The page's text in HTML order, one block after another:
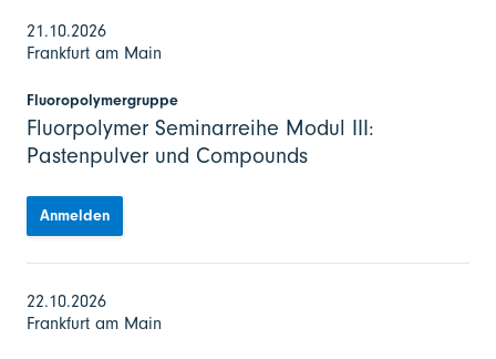
21.10.2026
Frankfurt am Main
Fluoropolymergruppe
Fluorpolymer Seminarreihe Modul III:
Pastenpulver und Compounds
Anmelden
22.10.2026
Frankfurt am Main